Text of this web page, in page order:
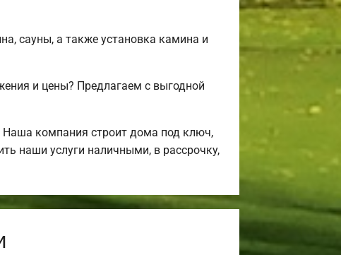
сауны, а также установка камина и
и цены? Предлагаем с выгодной
компания строит дома под ключ,
наши услуги наличными, в рассрочку,